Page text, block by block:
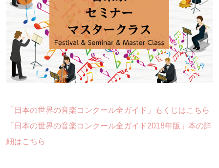
「日本の世界の音楽コンクール全ガイド」もくじはこちら
「日本の世界の音楽コンクール全ガイド2018年版」本の詳
細はこちら